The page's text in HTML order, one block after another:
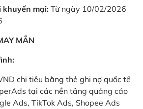
khuyến mại: Từ ngày 10/02/2026
MẮN
chi tiêu bằng thẻ ghi nợ quốc tế
tại các nền tảng quảng cáo
Ads, TikTok Ads, Shopee Ads